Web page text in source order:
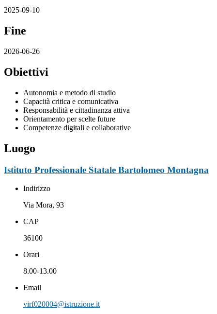
2025-09-10
Fine
2026-06-26
Obiettivi
Autonomia e metodo di studio
Capacità critica e comunicativa
Responsabilità e cittadinanza attiva
Orientamento per scelte future
Competenze digitali e collaborative
Luogo
Istituto Professionale Statale Bartolomeo Montagna
Indirizzo
Via Mora, 93
CAP
36100
Orari
8.00-13.00
Email
virf020004@istruzione.it